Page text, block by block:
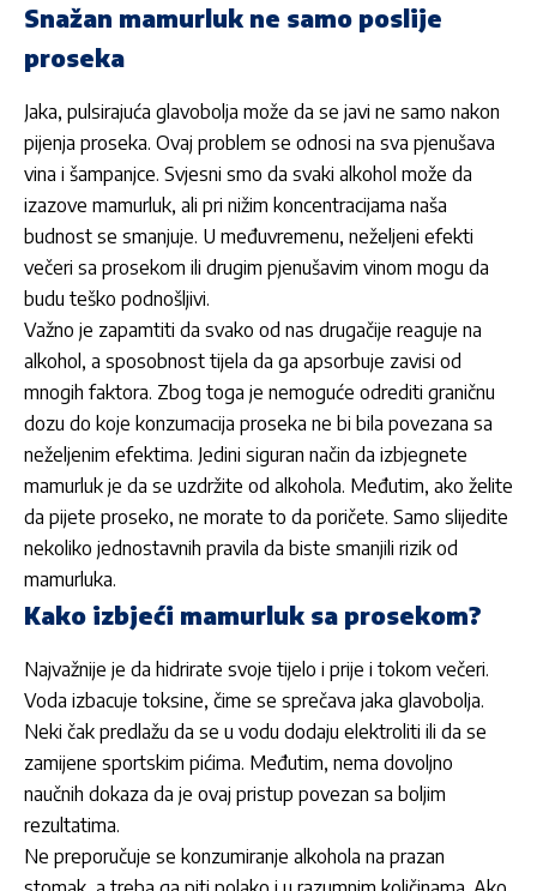
Snažan mamurluk ne samo poslije
proseka
Jaka, pulsirajuća glavobolja može da se javi ne samo nakon
pijenja proseka. Ovaj problem se odnosi na sva pjenušava
vina i šampanjce. Svjesni smo da svaki alkohol može da
izazove mamurluk, ali pri nižim koncentracijama naša
budnost se smanjuje. U međuvremenu, neželjeni efekti
večeri sa prosekom ili drugim pjenušavim vinom mogu da
budu teško podnošljivi.
Važno je zapamtiti da svako od nas drugačije reaguje na
alkohol, a sposobnost tijela da ga apsorbuje zavisi od
mnogih faktora. Zbog toga je nemoguće odrediti graničnu
dozu do koje konzumacija proseka ne bi bila povezana sa
neželjenim efektima. Jedini siguran način da izbjegnete
mamurluk je da se uzdržite od alkohola. Međutim, ako želite
da pijete proseko, ne morate to da poričete. Samo slijedite
nekoliko jednostavnih pravila da biste smanjili rizik od
mamurluka.
Kako izbjeći mamurluk sa prosekom?
Najvažnije je da hidrirate svoje tijelo i prije i tokom večeri.
Voda izbacuje toksine, čime se sprečava jaka glavobolja.
Neki čak predlažu da se u vodu dodaju elektroliti ili da se
zamijene sportskim pićima. Međutim, nema dovoljno
naučnih dokaza da je ovaj pristup povezan sa boljim
rezultatima.
Ne preporučuje se konzumiranje alkohola na prazan